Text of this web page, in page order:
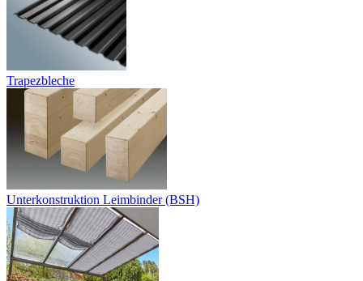
Trapezbleche
Unterkonstruktion Leimbinder (BSH)